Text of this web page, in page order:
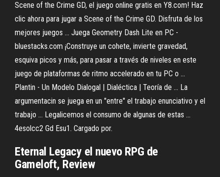
Scene of the Crime GD, el juego online gratis en Y8.com! Haz
clic ahora para jugar a Scene of the Crime GD. Disfruta de los
mejores juegos ... Juega Geometry Dash Lite en PC -
bluestacks.com ¡Construye un cohete, invierte gravedad,
esquiva picos y más, para pasar a través de niveles en este
juego de plataformas de ritmo accelerado en tu PC o ...
Plantin - Un Modelo Dialogal | Dialéctica | Teoría de ... La
argumentacin se juega en un "entre" el trabajo enunciativo y el
trabajo ... Legalicemos el consumo de algunas de estas ...
4esolcc2 Gd Esu1. Cargado por.
Eternal Legacy el nuevo RPG de
Gameloft, Review